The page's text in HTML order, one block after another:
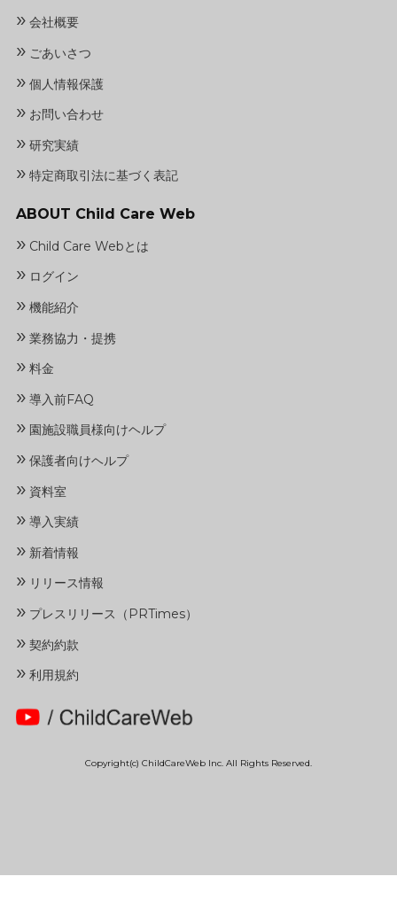
» 会社概要
» ごあいさつ
» 個人情報保護
» お問い合わせ
» 研究実績
» 特定商取引法に基づく表記
ABOUT Child Care Web
» Child Care Webとは
» ログイン
» 機能紹介
» 業務協力・提携
» 料金
» 導入前FAQ
» 園施設職員様向けヘルプ
» 保護者向けヘルプ
» 資料室
» 導入実績
» 新着情報
» リリース情報
» プレスリリース（PRTimes）
» 契約約款
» 利用規約
Copyright(c) ChildCareWeb Inc. All Rights Reserved.